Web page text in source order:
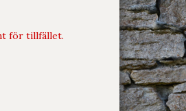
för tillfället.